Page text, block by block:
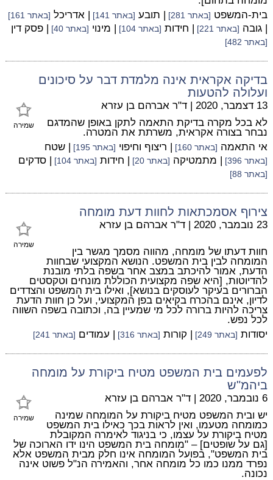
בית-המשפט [באתר 281] | תובע [באתר 141] | אדריכל [באתר 161]
| גובה [באתר 221] | חידות [באתר 104] | מינוי [באתר 40] | פסק דין
[באתר 482]
בדיקה אקראית אינה מלמדת דבר על סיכונים
ועלולה להטעות
שמירה
13 דצמבר, 2020 | ד"ר אברהם בן עזרא
לא בכל מקרה בדיקת התאמה לתקן באופן שהמדגם
נבחר בצורה אקראית, משרתת את המטרה.
אי התאמה [באתר 160] | ריצוף וחיפוי [באתר 195] | שטח
[באתר 396] | מתמטיקה [באתר 20] | חידות [באתר 104] | סדקים
[באתר 88]
צירוף אסמכתאות לחוות דעת מומחה
שמירה
23 נובמבר, 2020 | ד"ר אברהם בן עזרא
חוות דעתו של מומחה, מהווה מסמך מגשר בין
המומחה לבין בית המשפט. הנושא המקצועי שבחוות
הדעת, אמור להיכתב במצב אחר בשפה בלתי מובנת
להדיוטות, [היא שפה מקצועית הכוללת מונחים וטקסטים
הברורים בעיקר לעוסקים בנושא], ואילו בית המשפט והצדדים
לדיון, אינם בהכרח בקיאים בפן המקצועי, ועל כן חוות הדעת
צריכה להיות ברורה לכל מי שמעיין בה, וכתובה בשפה השווה
לכל נפש.
יסודות [באתר 249] | קורות [באתר 316] | עמודים [באתר 241]
לפעמים בית המשפט מטיח ביקורת על מומחה
ביהמ"ש
שמירה
6 נובמבר, 2020 | ד"ר אברהם בן עזרא
יש ובית המשפט מטיח ביקורת על המומחה שמינה
כמומחה מטעמו, ואין לראות בכך כאילו בית המשפט
מטיח ביקורת על עצמו, כי בניגוד לאימרה המקובלת
[גם על שופטים] – "מומחה בית המשפט הינו ידו הארוכה של
בית המשפט", בפועל המומחה אינו חלק מבית המשפט אלא
נפרד ממנו כמו כל מומחה אחר, והאמירה הנ"ל פשוט אינה
נכונה.